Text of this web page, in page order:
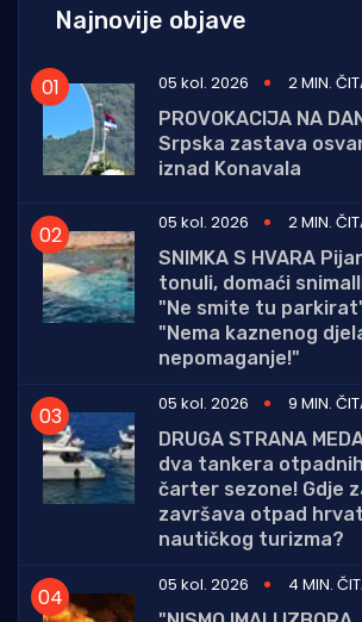
Najnovije objave
05 kol. 2026
2 MIN.
PROVOKACIJA NA
Srpska zastava
iznad Konavala
05 kol. 2026
2 MIN.
SNIMKA S HVARA
tonuli, domaći
"Ne smite tu
"Nema kaznenog
nepomaganje!"
05 kol. 2026
9 MIN.
DRUGA STRANA
dva tankera
čarter sezone! Gdje
završava otpad
nautičkog turizma?
05 kol. 2026
4 MIN.